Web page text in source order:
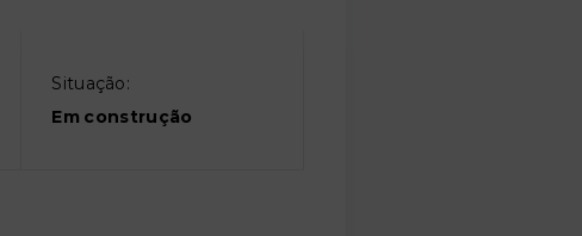
Situação:
Em construção